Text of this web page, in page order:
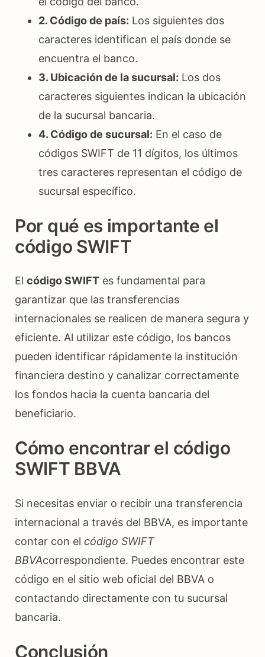
2. Código de país: Los siguientes dos
caracteres identifican el país donde se
encuentra el banco.
3. Ubicación de la sucursal: Los dos
caracteres siguientes indican la ubicación
de la sucursal bancaria.
4. Código de sucursal: En el caso de
códigos SWIFT de 11 dígitos, los últimos
tres caracteres representan el código de
sucursal específico.
Por qué es importante el
código SWIFT
El código SWIFT es fundamental para
garantizar que las transferencias
internacionales se realicen de manera segura y
eficiente. Al utilizar este código, los bancos
pueden identificar rápidamente la institución
financiera destino y canalizar correctamente
los fondos hacia la cuenta bancaria del
beneficiario.
Cómo encontrar el código
SWIFT BBVA
Si necesitas enviar o recibir una transferencia
internacional a través del BBVA, es importante
contar con el código SWIFT
BBVAcorrespondiente. Puedes encontrar este
código en el sitio web oficial del BBVA o
contactando directamente con tu sucursal
bancaria.
Conclusión